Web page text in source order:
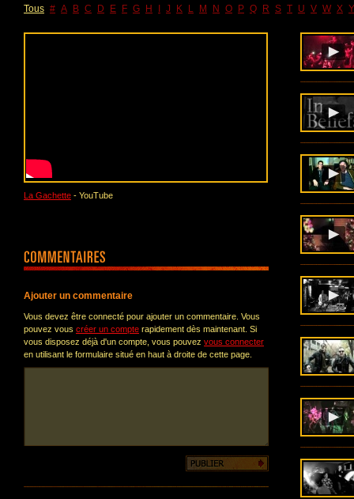
Tous # A B C D E F G H J K L M N O P Q R S T U V W X Y
La Gachette - YouTube
Ajouter un commentaire
Vous devez être connecté pour ajouter un commentaire. Vous
pouvez vous créer un compte rapidement dès maintenant. Si
vous disposez déjà d'un compte, vous pouvez vous connecter
en utilisant le formulaire situé en haut à droite de cette page.